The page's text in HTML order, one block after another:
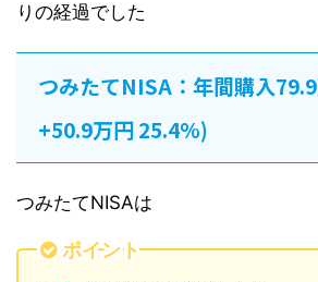
りの経過でした
つみたてNISA：年間購入
+50.9万円 25.4%)
つみたてNISAは
ポイント